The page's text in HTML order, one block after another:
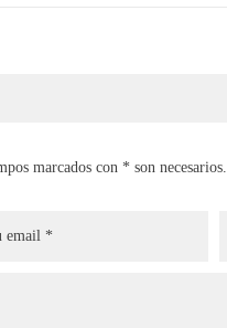
marcados con * son necesarios.